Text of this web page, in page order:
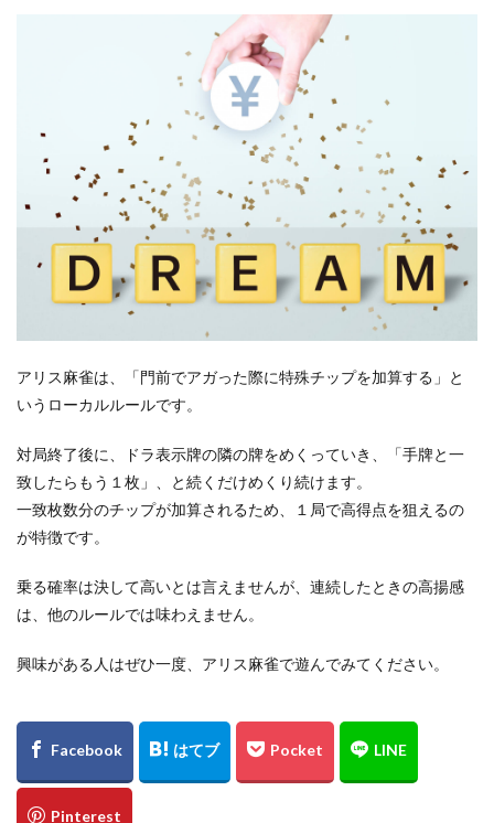
アリス麻雀は、「門前でアガった際に特殊チップを加算する」と
いうローカルルールです。
対局終了後に、ドラ表示牌の隣の牌をめくっていき、「手牌と一
致したらもう１枚」、と続くだけめくり続けます。
一致枚数分のチップが加算されるため、１局で高得点を狙えるの
が特徴です。
乗る確率は決して高いとは言えませんが、連続したときの高揚感
は、他のルールでは味わえません。
興味がある人はぜひ一度、アリス麻雀で遊んでみてください。